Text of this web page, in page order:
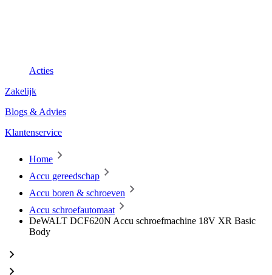
Acties
Zakelijk
Blogs & Advies
Klantenservice
Home
Accu gereedschap
Accu boren & schroeven
Accu schroefautomaat
DeWALT DCF620N Accu schroefmachine 18V XR Basic
Body